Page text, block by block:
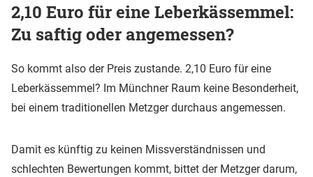
2,10 Euro für eine Leberkässemmel:
Zu saftig oder angemessen?
So kommt also der Preis zustande. 2,10 Euro für eine
Leberkässemmel? Im Münchner Raum keine Besonderheit,
bei einem traditionellen Metzger durchaus angemessen.
Damit es künftig zu keinen Missverständnissen und
schlechten Bewertungen kommt, bittet der Metzger darum,